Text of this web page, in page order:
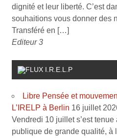
dignité et leur liberté. C’est
souhaitions vous donner des
Transféré en […]
Editeur 3
I.R.E.L.P
Libre Pensée et
L’IRELP à Berlin 16 juillet
Vendredi 10 juillet s’est
publique de grande qualité, à